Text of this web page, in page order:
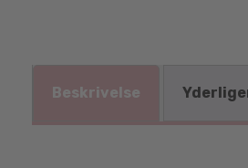
Beskrivelse